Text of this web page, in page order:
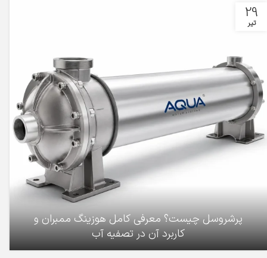
29
تیر
پرشروسل چیست؟ معرفی کامل هوزینگ ممبران و
کاربرد آن در تصفیه آب